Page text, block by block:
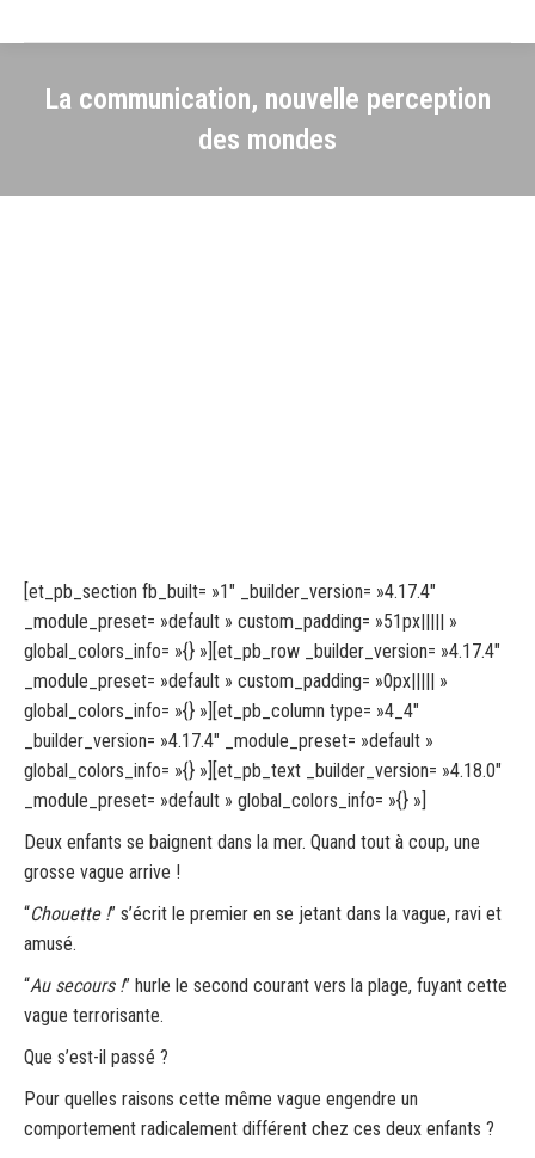
La communication, nouvelle perception
des mondes
[et_pb_section fb_built= »1″ _builder_version= »4.17.4″
_module_preset= »default » custom_padding= »51px||||| »
global_colors_info= »{} »][et_pb_row _builder_version= »4.17.4″
_module_preset= »default » custom_padding= »0px||||| »
global_colors_info= »{} »][et_pb_column type= »4_4″
_builder_version= »4.17.4″ _module_preset= »default »
global_colors_info= »{} »][et_pb_text _builder_version= »4.18.0″
_module_preset= »default » global_colors_info= »{} »]
Deux enfants se baignent dans la mer. Quand tout à coup, une
grosse vague arrive !
“Chouette !” s’écrit le premier en se jetant dans la vague, ravi et
amusé.
“Au secours !” hurle le second courant vers la plage, fuyant cette
vague terrorisante.
Que s’est-il passé ?
Pour quelles raisons cette même vague engendre un
comportement radicalement différent chez ces deux enfants ?